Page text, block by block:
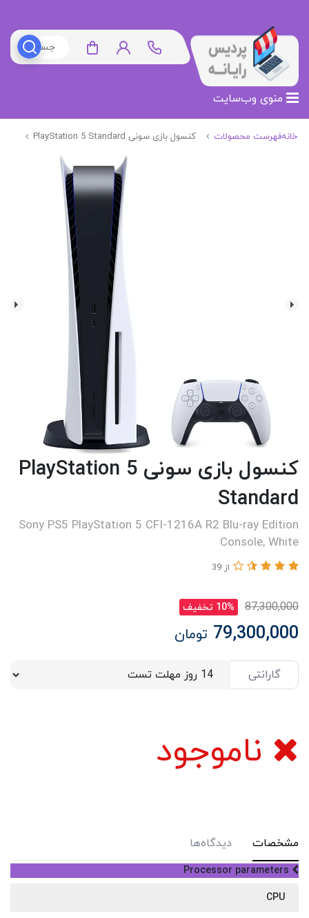
خانهفهرست محصولات کنسول بازی سونی PlayStation 5 Standard
کنسول بازی سونی PlayStation 5
Standard
Sony PS5 PlayStation 5 CFI-1216A R2 Blu-ray Edition
Console, White
از 39
87,300,000 10% تخفیف
79,300,000 تومان
گارانتی
ناموجود
مشخصات دیدگاه‌ها
CPU